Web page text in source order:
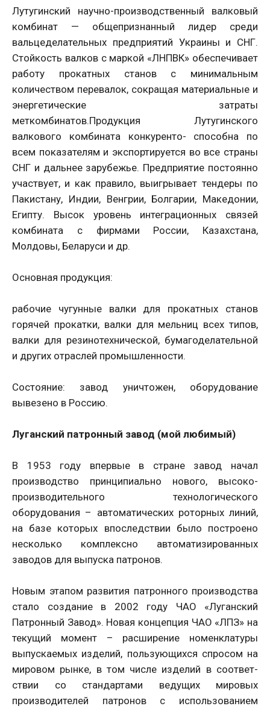
Лутугинский научно-производственный валковый
комбинат — общепризнанный лидер среди
вальцеделательных предприятий Украины и СНГ.
Стойкость валков с маркой «ЛНПВК» обеспечивает
работу прокатных станов с минимальным
количеством перевалок, сокращая материальные и
энергетические затраты
меткомбинатов.Продукция Лутугинского
валкового комбината конкуренто- способна по
всем показателям и экспортируется во все страны
СНГ и дальнее зарубежье. Предприятие постоянно
участвует, и как правило, выигрывает тендеры по
Пакистану, Индии, Венгрии, Болгарии, Македонии,
Египту. Высок уровень интеграционных связей
комбината с фирмами России, Казахстана,
Молдовы, Беларуси и др.
Основная продукция:
рабочие чугунные валки для прокатных станов
горячей прокатки, валки для мельниц всех типов,
валки для резинотехнической, бумагоделательной
и других отраслей промышленности.
Состояние: завод уничтожен, оборудование
вывезено в Россию.
Луганский патронный завод (мой любимый)
В 1953 году впервые в стране завод начал
производство принципиально нового, высоко-
производительного технологического
оборудования – автоматических роторных линий,
на базе которых впоследствии было построено
несколько комплексно автоматизированных
заводов для выпуска патронов.
Новым этапом развития патронного производства
стало создание в 2002 году ЧАО «Луганский
Патронный Завод». Новая концепция ЧАО «ЛПЗ» на
текущий момент – расширение номенклатуры
выпускаемых изделий, пользующихся спросом на
мировом рынке, в том числе изделий в соответ-
ствии со стандартами ведущих мировых
производителей патронов с использованием